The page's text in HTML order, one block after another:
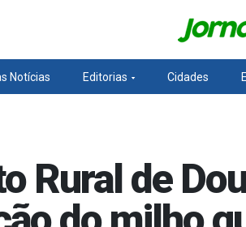
Notícias Editorias Cidades
Rural de